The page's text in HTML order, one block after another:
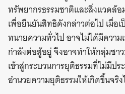
ทรัพยากรธรรมชาติและสิ่งแวดล้อ
เพื่อยืนยันสิทธิดังกล่าวต่อไป เมื่อ
ทนายความทั่วไป อาจไม่ได้มีความ
กำลังต่อสู้อยู่ จึงอาจทำให้กลุ่มชา
เข้าสู่กระบวนการยุติธรรมที่ไม่มี
อำนวยความยุติธรรมให้เกิดขึ้นจริ